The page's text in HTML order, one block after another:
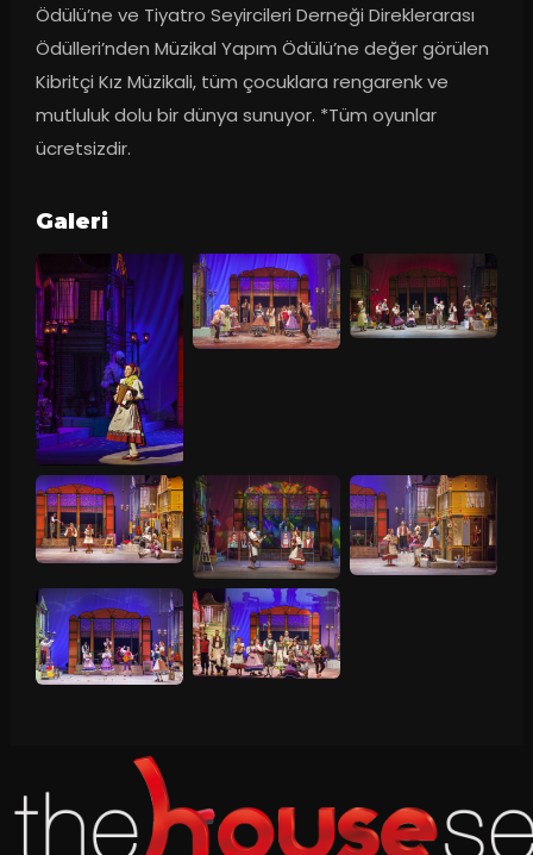
Ödülü’ne ve Tiyatro Seyircileri Derneği Direklerarası
Ödülleri’nden Müzikal Yapım Ödülü’ne değer görülen
Kibritçi Kız Müzikali, tüm çocuklara rengarenk ve
mutluluk dolu bir dünya sunuyor. *Tüm oyunlar
ücretsizdir.
Galeri